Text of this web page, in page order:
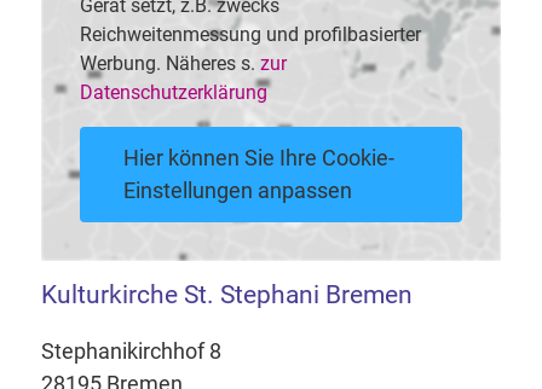
Gerät setzt, z.B. zwecks
Reichweitenmessung und profilbasierter
Werbung. Näheres s. zur
Datenschutzerklärung
Hier können Sie Ihre Cookie-
Einstellungen anpassen
Kulturkirche St. Stephani Bremen
Stephanikirchhof 8